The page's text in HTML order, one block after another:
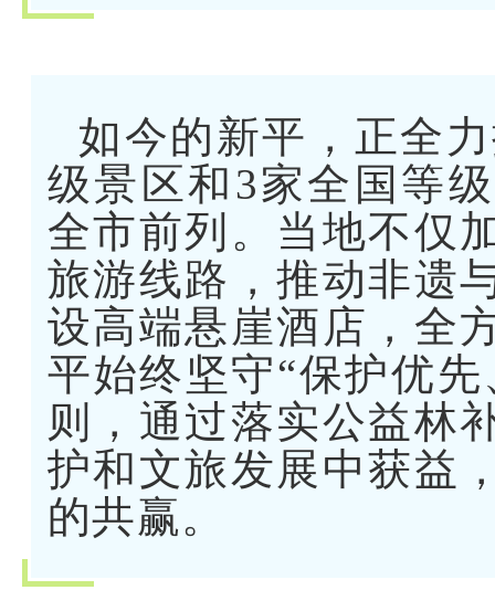
如今的新平，正全
级景区和3家全国等
全市前列。当地不仅
旅游线路，推动非遗
设高端悬崖酒店，全
平始终坚守“保护优
则，通过落实公益林
护和文旅发展中获益
的共赢。